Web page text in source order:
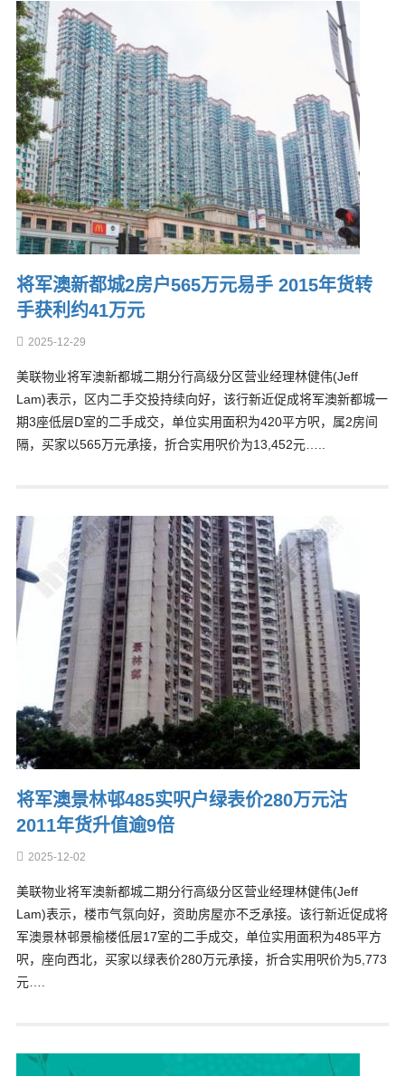
将军澳新都城2房户565万元易手 2015年货转
手获利约41万元
2025-12-29
美联物业将军澳新都城二期分行高级分区营业经理林健伟(Jeff
Lam)表示，区内二手交投持续向好，该行新近促成将军澳新都城一
期3座低层D室的二手成交，单位实用面积为420平方呎，属2房间
隔，买家以565万元承接，折合实用呎价为13,452元…..
将军澳景林邨485实呎户绿表价280万元沽
2011年货升值逾9倍
2025-12-02
美联物业将军澳新都城二期分行高级分区营业经理林健伟(Jeff
Lam)表示，楼市气氛向好，资助房屋亦不乏承接。该行新近促成将
军澳景林邨景榆楼低层17室的二手成交，单位实用面积为485平方
呎，座向西北，买家以绿表价280万元承接，折合实用呎价为5,773
元….